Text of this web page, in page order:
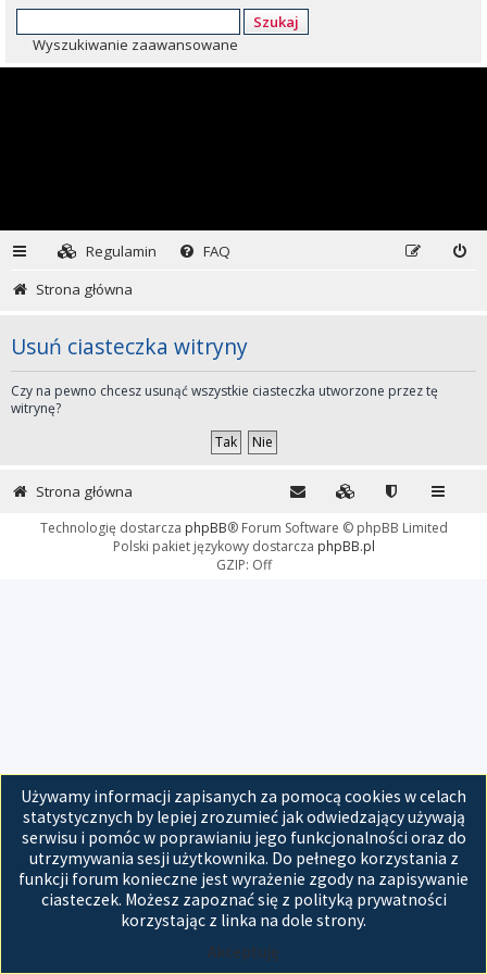
Szukaj
Wyszukiwanie zaawansowane
Regulamin
FAQ
Strona główna
Usuń ciasteczka witryny
Czy na pewno chcesz usunąć wszystkie ciasteczka utworzone przez tę
witrynę?
Używamy informacji zapisanych za pomocą cookies w celach
statystycznych by lepiej zrozumieć jak odwiedzający używają
serwisu i pomóc w poprawianiu jego funkcjonalności oraz do
utrzymywania sesji użytkownika. Do pełnego korzystania z
funkcji forum konieczne jest wyrażenie zgody na zapisywanie
ciasteczek. Możesz zapoznać się z polityką prywatności
korzystając z linka na dole strony.
Akceptuję
Strona główna
Technologię dostarcza phpBB® Forum Software © phpBB Limited
Polski pakiet językowy dostarcza phpBB.pl
GZIP: Off